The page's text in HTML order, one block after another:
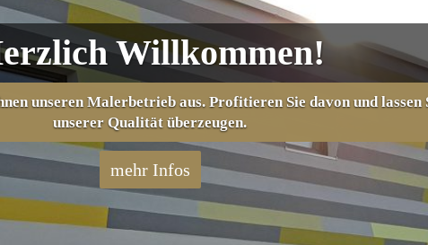
Willkommen!
unseren Malerbetrieb aus. Profitieren Sie davon und lassen
unserer Qualität überzeugen.
mehr Infos